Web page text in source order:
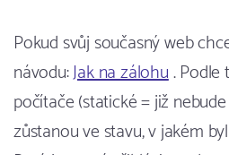
Pokud svůj současný web
návodu:Jak na zálohu. Podle
počítače (statické = již
zůstanou ve stavu, v jakém